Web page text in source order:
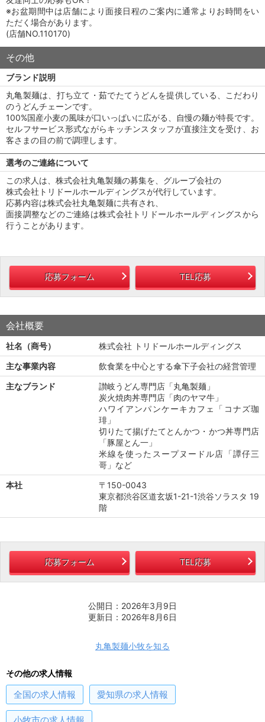
※お盆期間中は店舗により面接日程のご案内に通常よりお時間をい
ただく場合があります。
(店舗NO.110170)
その他
ブランド説明
丸亀製麺は、打ち立て・茹でたてうどんを提供している、こだわり
のうどんチェーンです。
100%国産小麦の風味が口いっぱいに広がる、自慢の麺が特長です。
セルフサービス形式ながらキッチンスタッフが直接注文を受け、お
客さまの目の前で調理します。
選考のご連絡について
この求人は、株式会社丸亀製麺の募集を、グループ会社の
株式会社トリドールホールディングスが代行しています。
応募内容は株式会社丸亀製麺に共有され、
面接調整などのご連絡は株式会社トリドールホールディングスから
行うことがあります。
応募フォーム TEL応募
会社概要
社名（商号）
株式会社 トリドールホールディングス
主な事業内容
飲食業を中心とする傘下子会社の経営管理
主なブランド
讃岐うどん専門店「丸亀製麺」
炭火焼肉丼専門店「肉のヤマ牛」
ハワイアンパンケーキカフェ「コナズ珈
琲」
切りたて揚げたてとんかつ・かつ丼専門店
「豚屋とん一」
米線を使ったスープヌードル店「譚仔三
哥」など
本社
〒150-0043
東京都渋谷区道玄坂1-21-1渋谷ソラスタ 19
階
応募フォーム TEL応募
公開日：2026年3月9日
更新日：2026年8月6日
丸亀製麺小牧を知る
その他の求人情報
全国の求人情報 愛知県の求人情報